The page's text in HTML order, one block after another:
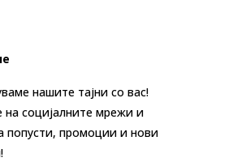
нашите тајни со вас!
на социјалните мрежи и
попусти, промоции и нови